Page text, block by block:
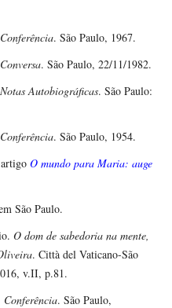
Conferência. São Paulo, 1967.
Conversa. São Paulo, 22/11/1982.
Notas Autobiográficas. São Paulo:
Conferência. São Paulo, 1954.
O mundo para Maria: auge
São Paulo.
O dom de sabedoria na mente,
. Città del Vaticano-São
v.II, p.81.
Conferência. São Paulo,